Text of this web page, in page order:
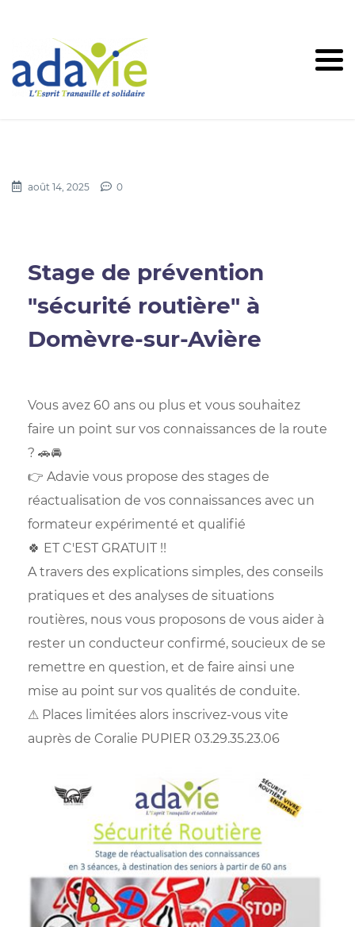
août 14, 2025 0
Stage de prévention
"sécurité routière" à
Domèvre-sur-Avière
Vous avez 60 ans ou plus et vous souhaitez
faire un point sur vos connaissances de la route
? 🚗🚘
👉 Adavie vous propose des stages de
réactualisation de vos connaissances avec un
formateur expérimenté et qualifié
🍀 ET C'EST GRATUIT !!
A travers des explications simples, des conseils
pratiques et des analyses de situations
routières, nous vous proposons de vous aider à
rester un conducteur confirmé, soucieux de se
remettre en question, et de faire ainsi une
mise au point sur vos qualités de conduite.
⚠ Places limitées alors inscrivez-vous vite
auprès de Coralie PUPIER 03.29.35.23.06